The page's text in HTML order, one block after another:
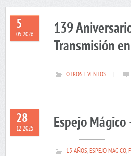
5
05 2026
139
Transmisión
OTROS EVENTOS
28
12 2025 Espejo Mágico
15 AÑOS,ESPEJO MAGICO,